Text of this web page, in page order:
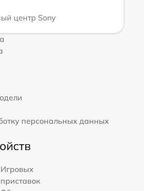
центр Sony
персональных данных
Игровых
приставок